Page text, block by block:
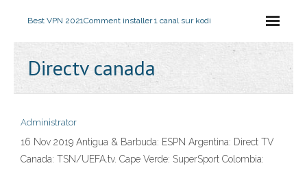
Best VPN 2021Comment installer 1 canal sur kodi
Directv canada
Administrator
16 Nov 2019 Antigua & Barbuda: ESPN Argentina: Direct TV
Canada: TSN/UEFA.tv. Cape Verde: SuperSport Colombia: